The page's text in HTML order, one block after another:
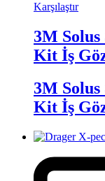
Karşılaştır
3M
Kit İş
3M
Kit İş